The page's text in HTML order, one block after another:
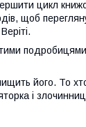
цикл
щоб
його. То
і